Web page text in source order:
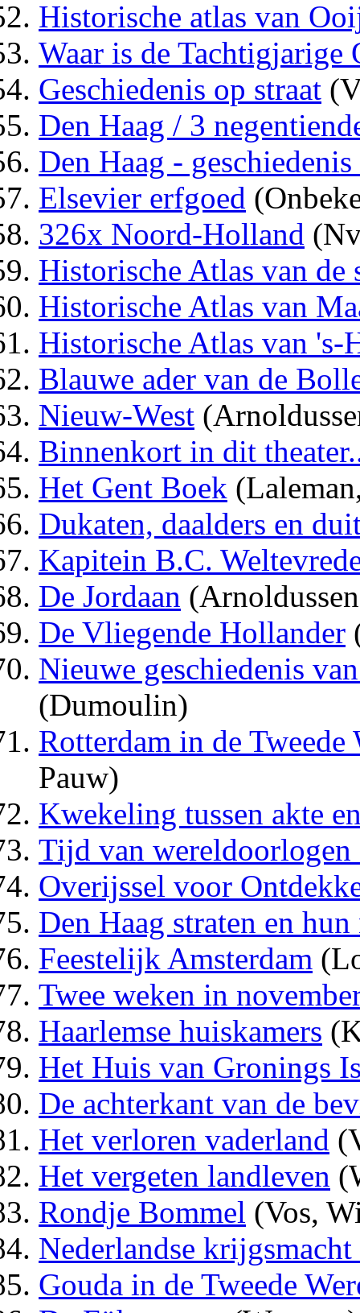
Historische atlas van
Waar is de Tachtigjarige
Geschiedenis op straat
Den Haag / 3
Den Haag -
Elsevier erfgoed
326x Noord-Holland
Historische Atlas van de
Historische Atlas van
Historische Atlas van 's-
Blauwe ader van de
Nieuw-West
Binnenkort in dit
Het Gent Boek
Dukaten, daalders en
Kapitein B.C.
De Jordaan
De Vliegende Hollander
Nieuwe geschiedenis
(Dumoulin)
Rotterdam in de
Pauw)
Kwekeling tussen akte
Tijd van
Overijssel voor
Den Haag straten en hun
Feestelijk Amsterdam
Twee weken in
Haarlemse huiskamers
Het Huis van Gronings
De achterkant van de
Het verloren vaderland
Het vergeten landleven
Rondje Bommel (Vos,
Nederlandse
Gouda in de Tweede